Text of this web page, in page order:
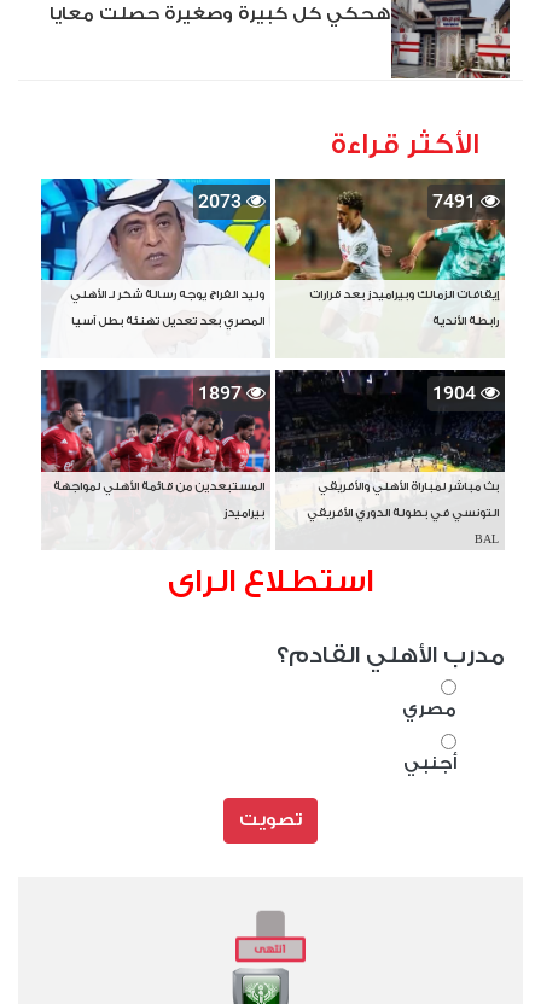
هحكي كل كبيرة وصغيرة حصلت معايا
الأكثر قراءة
7491
إيقافات الزمالك وبيراميدز بعد قرارات
رابطة الأندية
2073
وليد الفراج يوجه رسالة شكر لـ الأهلي
المصري بعد تعديل تهنئة بطل آسيا
1904
بث مباشر لمباراة الأهلي والأفريقي
التونسي في بطولة الدوري الأفريقي
BAL
1897
المستبعدين من قائمة الأهلي لمواجهة
بيراميدز
استطلاع الراى
مدرب الأهلي القادم؟
مصري
أجنبي
تصويت